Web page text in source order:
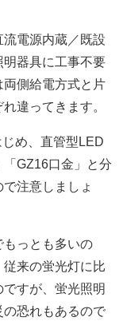
電源内蔵／既設
器具に工事不要
側給電方式と片
違ってきます。
め、直管型LED
GZ16口金」と分
注意しましょ
もっとも多いの
来の蛍光灯に比
すが、蛍光照明
恐れもあるので